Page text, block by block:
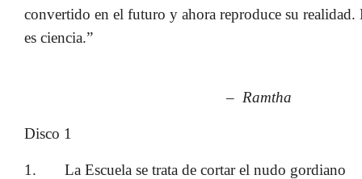
convertido en el futuro y ahora reproduce su realidad.
es ciencia.”
– Ramtha
Disco 1
1. La Escuela se trata de cortar el nudo gordiano